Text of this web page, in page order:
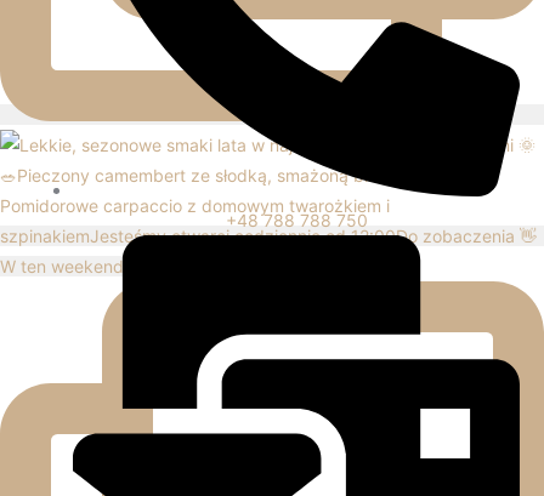
W ten weekend cofamy się trochę do przeszłości…L
+48 788 788 750